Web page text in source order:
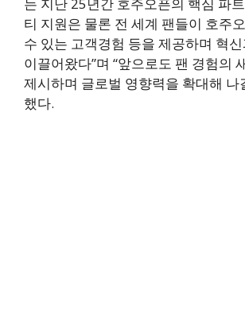
티 지원은 물론 전 세계 팬들이 호주
수 있는 고객경험 등을 제공하며 혁
이끌어왔다”며 “앞으로도 팬 경험의
제시하며 글로벌 영향력을 확대해 나
했다.